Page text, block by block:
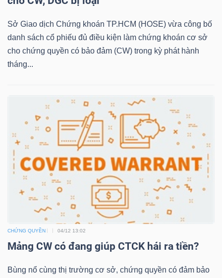
Sở Giao dịch Chứng khoán TP.HCM (HOSE) vừa công bố
danh sách cổ phiếu đủ điều kiện làm chứng khoán cơ sở
cho chứng quyền có bảo đảm (CW) trong kỳ phát hành
tháng...
CHỨNG QUYỀN 04/12 13:02
Mảng CW có đang giúp CTCK hái ra tiền?
Bùng nổ cùng thị trường cơ sở, chứng quyền có đảm bảo
DOANH
NGHIỆP
SINH
TRÁI
PHIẾU
CÔNG